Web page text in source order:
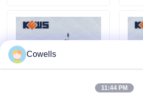
4 Zamanlı Enduro Motosikletler
İki Zamanlı Enduro Motosikletler
Cowells
11:44 PM